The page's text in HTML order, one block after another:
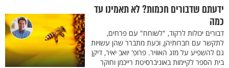
ידעתם שדבורים חכמות? לא תאמינו עד
כמה
דבורים יכולות לרקוד, "לשוחח" עם פרחים,
לתקשר עם חברותיהן, וכעת מתברר שהן עשויות
גם להשפיע על מזג האוויר. פרופ' יואב יאיר, דיקן
בית הספר לקיימות באוניברסיטת רייכמן וחוקר